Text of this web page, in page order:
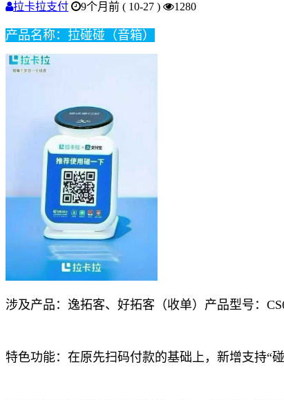
拉卡拉支付 9个月前 ( 10-27 ) 1280
产品名称：拉碰碰（音箱）
涉及产品：逸拓客、好拓客（收单）产品型号：
特色功能：在原先扫码付款的基础上，新增支持“